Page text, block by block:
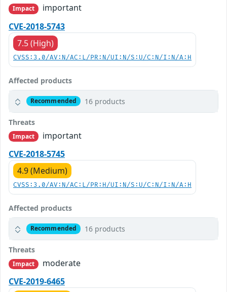
Impact
important
CVE-2018-5743
7.5 (High)
CVSS:3.0/AV:N/AC:L/PR:N/UI:N/S:U/C:N/I:N/A:H
Affected products
Recommended 16 products
Threats
Impact
important
CVE-2018-5745
4.9 (Medium)
CVSS:3.0/AV:N/AC:L/PR:H/UI:N/S:U/C:N/I:N/A:H
Affected products
Recommended 16 products
Threats
Impact
moderate
CVE-2019-6465